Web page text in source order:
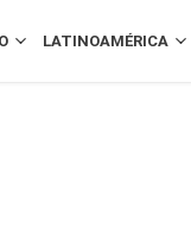
LATINOAMÉRICA